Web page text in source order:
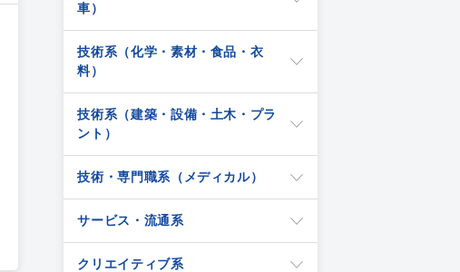
車）
技術系（化学・素材・食品・衣
料）
技術系（建築・設備・土木・プラ
ント）
技術・専門職系（メディカル）
サービス・流通系
クリエイティブ系